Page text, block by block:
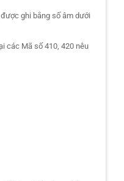
ghi bằng số âm dưới
các Mã số 410, 420 nêu